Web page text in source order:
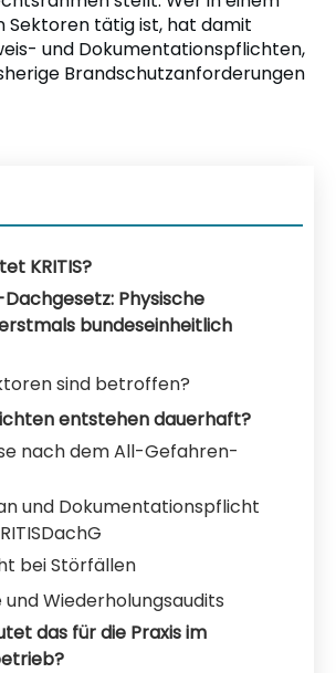
tätig ist, hat damit
und Dokumentationspflichten,
Brandschutzanforderungen
KRITIS?
Dachgesetz: Physische
bundeseinheitlich
sind betroffen?
entstehen dauerhaft?
nach dem All-Gefahren-
und Dokumentationspflicht
bei Störfällen
und Wiederholungsaudits
das für die Praxis im